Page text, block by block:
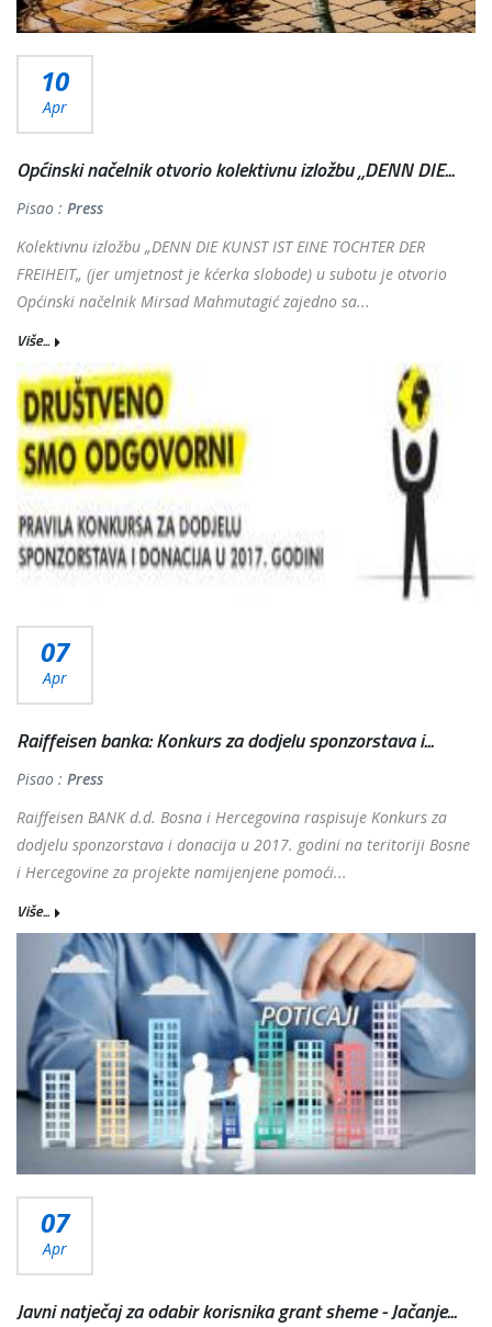
10
Apr
Općinski načelnik otvorio kolektivnu izložbu „DENN DIE...
Pisao : Press
Kolektivnu izložbu „DENN DIE KUNST IST EINE TOCHTER DER
FREIHEIT„ (jer umjetnost je kćerka slobode) u subotu je otvorio
Općinski načelnik Mirsad Mahmutagić zajedno sa...
Više...
07
Apr
Raiffeisen banka: Konkurs za dodjelu sponzorstava i...
Pisao : Press
Raiffeisen BANK d.d. Bosna i Hercegovina raspisuje Konkurs za
dodjelu sponzorstava i donacija u 2017. godini na teritoriji Bosne
i Hercegovine za projekte namijenjene pomoći...
Više...
07
Apr
Javni natječaj za odabir korisnika grant sheme - Jačanje...